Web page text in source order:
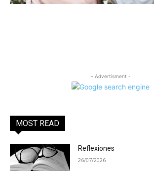
- Advertisment -
MOST READ
Reflexiones
26/07/2026